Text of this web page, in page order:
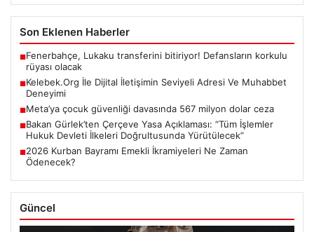
Son Eklenen Haberler
■Fenerbahçe, Lukaku transferini bitiriyor! Defansların korkulu
rüyası olacak
■Kelebek.Org İle Dijital İletişimin Seviyeli Adresi Ve Muhabbet
Deneyimi
■Meta’ya çocuk güvenliği davasında 567 milyon dolar ceza
■Bakan Gürlek’ten Çerçeve Yasa Açıklaması: “Tüm İşlemler
Hukuk Devleti İlkeleri Doğrultusunda Yürütülecek”
■2026 Kurban Bayramı Emekli İkramiyeleri Ne Zaman
Ödenecek?
Güncel